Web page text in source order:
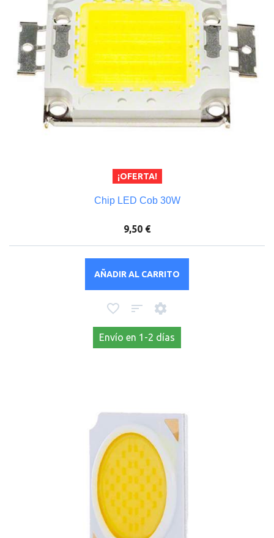
¡OFERTA!
Chip LED Cob 30W
9,50 €
AÑADIR AL CARRITO
Envío en 1-2 días